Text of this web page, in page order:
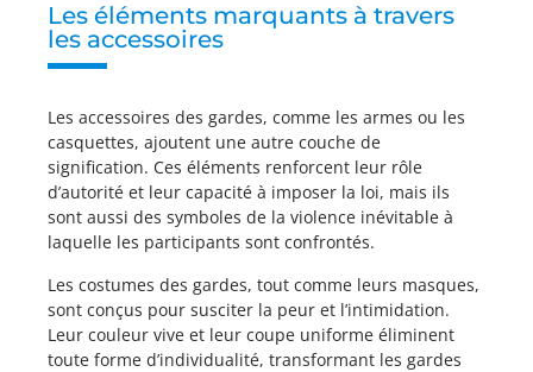
Les éléments marquants à travers
les accessoires
Les accessoires des gardes, comme les armes ou les
casquettes, ajoutent une autre couche de
signification. Ces éléments renforcent leur rôle
d’autorité et leur capacité à imposer la loi, mais ils
sont aussi des symboles de la violence inévitable à
laquelle les participants sont confrontés.
Les costumes des gardes, tout comme leurs masques,
sont conçus pour susciter la peur et l’intimidation.
Leur couleur vive et leur coupe uniforme éliminent
toute forme d’individualité, transformant les gardes